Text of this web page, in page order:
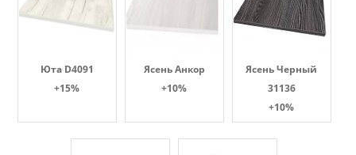
Юта D4091
+15%
Ясень Анкор
+10%
Ясень Черный
31136
+10%